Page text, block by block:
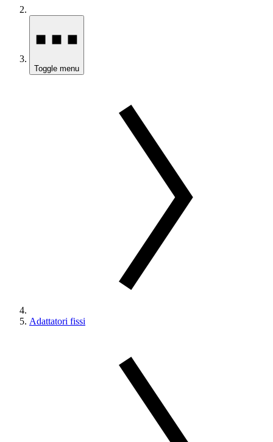
Toggle menu
Adattatori fissi